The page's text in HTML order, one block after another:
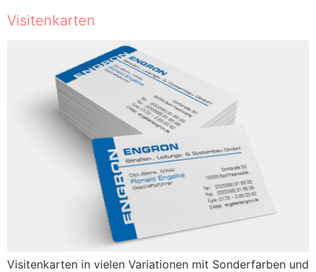
Visitenkarten
Visitenkarten in vielen Variationen mit Sonderfarben und